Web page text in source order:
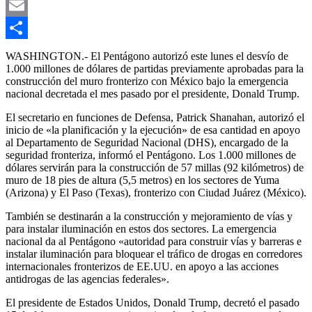
Gmail
Email
Compartir
WASHINGTON.- El Pentágono autorizó este lunes el desvío de
1.000 millones de dólares de partidas previamente aprobadas para la
construcción del muro fronterizo con México bajo la emergencia
nacional decretada el mes pasado por el presidente, Donald Trump.
El secretario en funciones de Defensa, Patrick Shanahan, autorizó el
inicio de «la planificación y la ejecución» de esa cantidad en apoyo
al Departamento de Seguridad Nacional (DHS), encargado de la
seguridad fronteriza, informó el Pentágono. Los 1.000 millones de
dólares servirán para la construcción de 57 millas (92 kilómetros) de
muro de 18 pies de altura (5,5 metros) en los sectores de Yuma
(Arizona) y El Paso (Texas), fronterizo con Ciudad Juárez (México).
También se destinarán a la construcción y mejoramiento de vías y
para instalar iluminación en estos dos sectores. La emergencia
nacional da al Pentágono «autoridad para construir vías y barreras e
instalar iluminación para bloquear el tráfico de drogas en corredores
internacionales fronterizos de EE.UU. en apoyo a las acciones
antidrogas de las agencias federales».
El presidente de Estados Unidos, Donald Trump, decretó el pasado